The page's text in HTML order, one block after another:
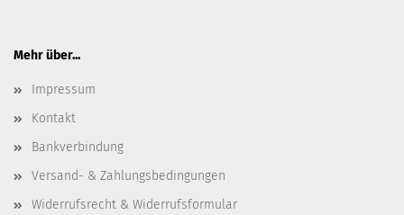
Mehr über...
Impressum
Kontakt
Bankverbindung
Versand- & Zahlungsbedingungen
Widerrufsrecht & Widerrufsformular